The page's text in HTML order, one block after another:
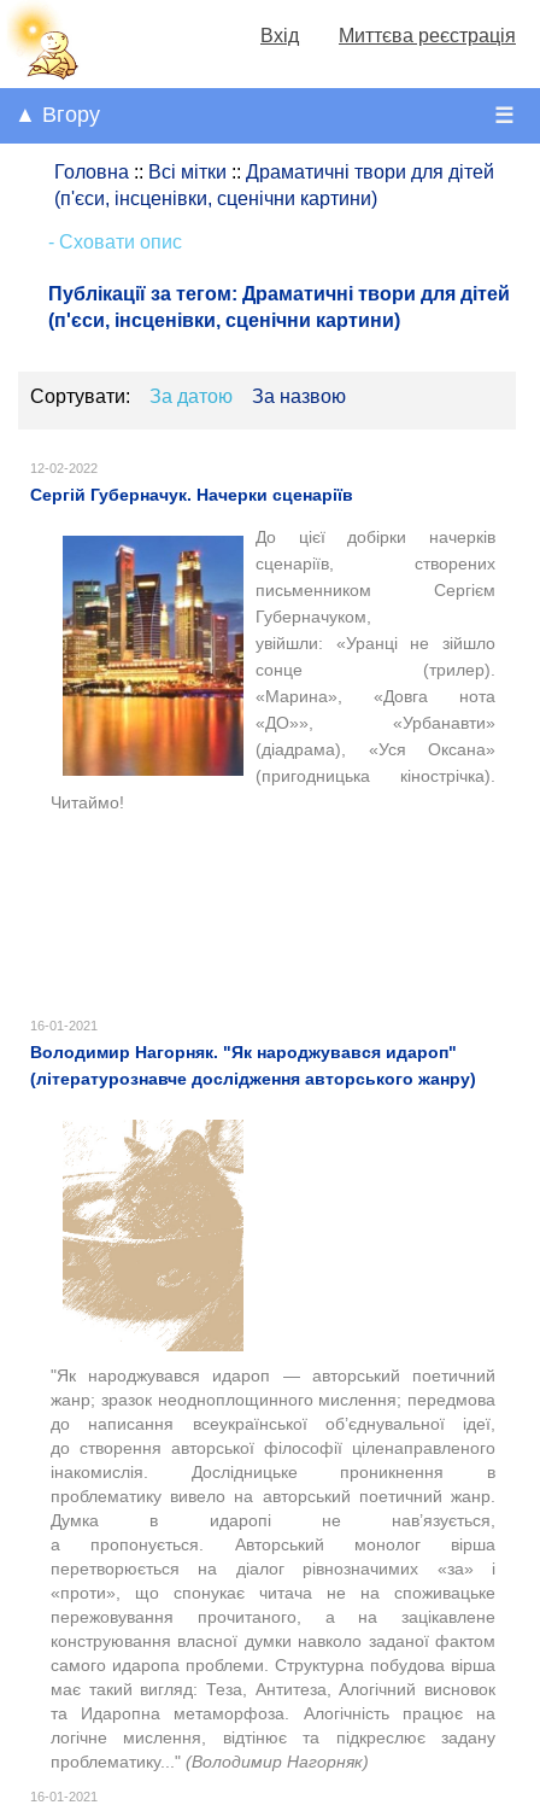
Вхід Миттєва реєстрація
☰
▲ Вгору
Головна :: Всі мітки :: Драматичні твори для дітей
(п'єси, інсценівки, сценічни картини)
- Сховати опис
Публікації за тегом: Драматичні твори для дітей
(п'єси, інсценівки, сценічни картини)
Сортувати: За датою За назвою
12-02-2022
Сергій Губерначук. Начерки сценаріїв
До цієї добірки начерків
сценаріїв, створених
письменником Сергієм
Губерначуком,
увійшли: «Уранці не зійшло
сонце (трилер).
«Марина», «Довга нота
«ДО»», «Урбанавти»
(діадрама), «Уся Оксана»
(пригодницька кінострічка).
Читаймо!
16-01-2021
Володимир Нагорняк. "Як народжувався идароп"
(літературознавче дослідження авторського жанру)
"Як народжувався идароп — авторський поетичний
жанр; зразок неодноплощинного мислення; передмова
до написання всеукраїнської об’єднувальної ідеї,
до створення авторської філософії ціленаправленого
інакомислія. Дослідницьке проникнення в
проблематику вивело на авторський поетичний жанр.
Думка в идаропі не нав’язується,
а пропонується. Авторський монолог вірша
перетворюється на діалог рівнозначимих «за» і
«проти», що спонукає читача не на споживацьке
пережовування прочитаного, а на зацікавлене
конструювання власної думки навколо заданої фактом
самого идаропа проблеми. Структурна побудова вірша
має такий вигляд: Теза, Антитеза, Алогічний висновок
та Идаропна метаморфоза. Алогічність працює на
логічне мислення, відтінює та підкреслює задану
проблематику..." (Володимир Нагорняк)
16-01-2021